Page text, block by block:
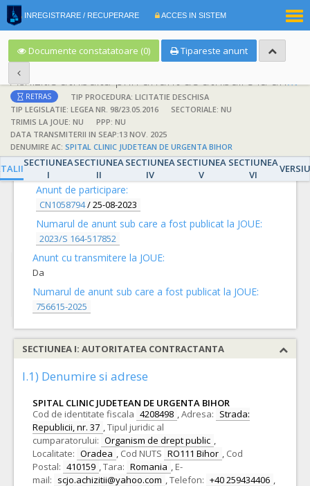
INREGISTRARE / RECUPERARE ACCES IN SISTEM
Documente constatatoare (0) Tipareste anunt
Achizitie atribuita prin anunt de atribuire la anunt de participare
RETRAS
TIP PROCEDURA: LICITATIE DESCHISA
TIP LEGISLATIE: LEGEA NR. 98/23.05.2016
SECTORIALE: NU
TRIMIS LA JOUE: NU
PPP: NU
DATA TRANSMITERII IN SEAP:13 NOV. 2025
DENUMIRE AC: SPITAL CLINIC JUDETEAN DE URGENTA BIHOR
SECTIUNEA
I
SECTIUNEA
II
SECTIUNEA
IV
SECTIUNEA
V
SECTIUNEA
VI
DETALII
Anunt de participare:
CN1058794/25-08-2023
Numarul de anunt sub care a fost publicat la JOUE:
2023/S 164-517852
Anunt cu transmitere la JOUE:
Da
Numarul de anunt sub care a fost publicat la JOUE:
756615-2025
SECTIUNEA I: AUTORITATEA CONTRACTANTA
I.1) Denumire si adrese
SPITAL CLINIC JUDETEAN DE URGENTA BIHOR
Cod de identitate fiscala 4208498 ,Adresa: Strada:
Republicii, nr. 37 ,Tipul juridic al
cumparatorului: Organism de drept public ,
Localitate: Oradea , Cod NUTS RO111 Bihor , Cod
Postal: 410159 ,Tara: Romania , E-
mail: scjo.achizitii@yahoo.com ,Telefon: +40 259434406 ,